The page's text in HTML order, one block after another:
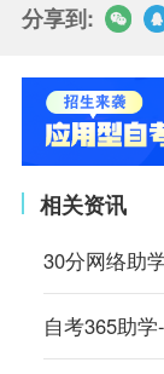
分享到:
相关资讯
30分网络助
自考365助